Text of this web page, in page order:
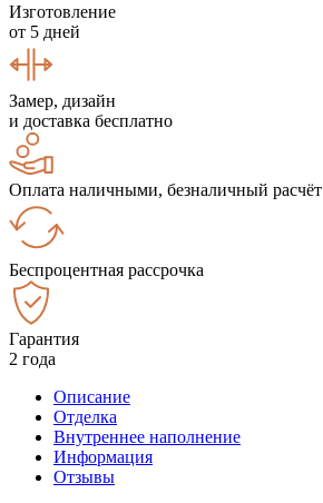
Изготовление
от 5 дней
Замер, дизайн
и доставка бесплатно
Оплата наличными, безналичный расчёт
Беспроцентная рассрочка
Гарантия
2 года
Описание
Отделка
Внутреннее наполнение
Информация
Отзывы